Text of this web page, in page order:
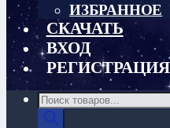
ИЗБРАННОЕ
СКАЧАТЬ
ВХОД
РЕГИСТРАЦИЯ
Поиск
товаров